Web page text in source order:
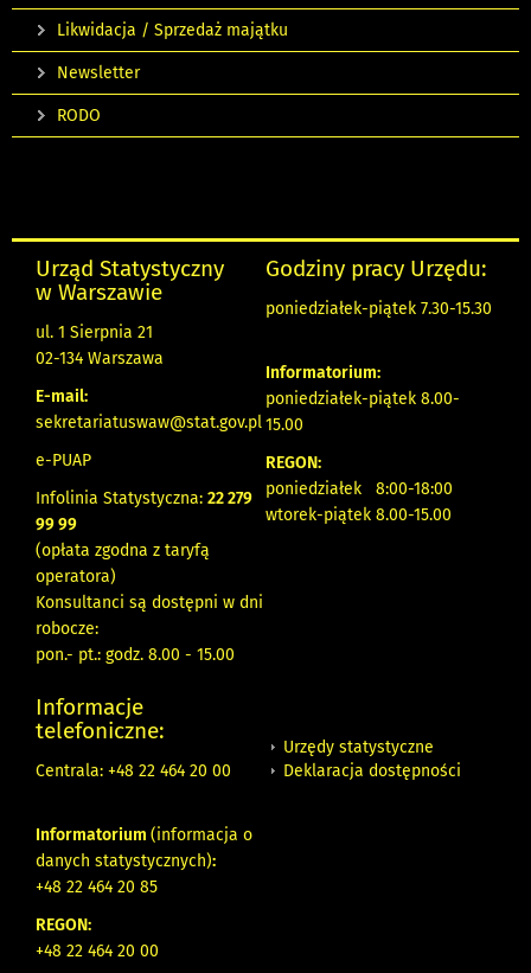
Likwidacja / Sprzedaż majątku
Newsletter
RODO
Urząd Statystyczny
w Warszawie
ul. 1 Sierpnia 21
02-134 Warszawa
E-mail:
sekretariatuswaw@stat.gov.pl
e-PUAP
Infolinia Statystyczna: 22 279
99 99
(opłata zgodna z taryfą
operatora)
Konsultanci są dostępni w dni
robocze:
pon.- pt.: godz. 8.00 - 15.00
Godziny pracy Urzędu:
poniedziałek-piątek 7.30-15.30
Informatorium:
poniedziałek-piątek 8.00-
15.00
REGON:
poniedziałek 8:00-18:00
wtorek-piątek 8.00-15.00
Informacje
telefoniczne:
Centrala: +48 22 464 20 00
Informatorium (informacja o
danych statystycznych):
+48 22 464 20 85
REGON:
+48 22 464 20 00
Urzędy statystyczne
Deklaracja dostępności